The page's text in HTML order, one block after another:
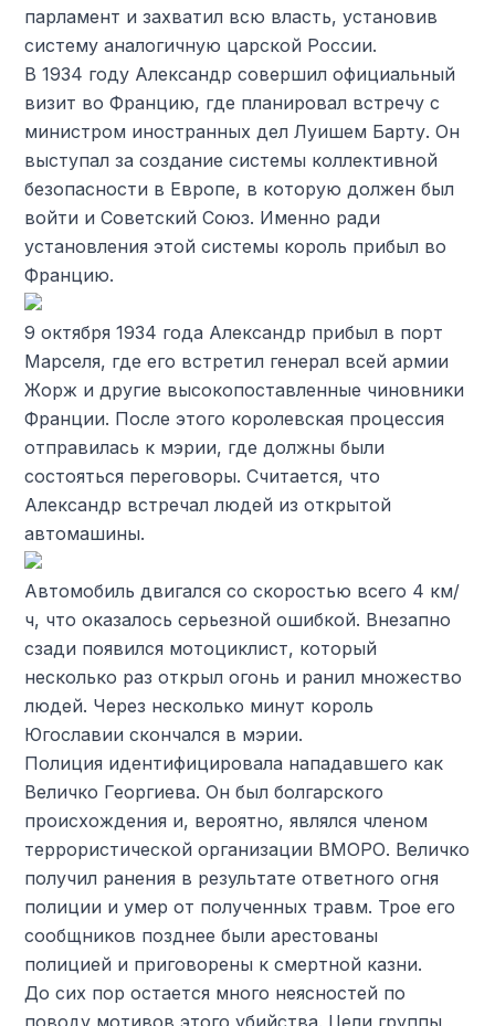
парламент и захватил всю власть, установив
систему аналогичную царской России.
В 1934 году Александр совершил официальный
визит во Францию, где планировал встречу с
министром иностранных дел Луишем Барту. Он
выступал за создание системы коллективной
безопасности в Европе, в которую должен был
войти и Советский Союз. Именно ради
установления этой системы король прибыл во
Францию.
9 октября 1934 года Александр прибыл в порт
Марселя, где его встретил генерал всей армии
Жорж и другие высокопоставленные чиновники
Франции. После этого королевская процессия
отправилась к мэрии, где должны были
состояться переговоры. Считается, что
Александр встречал людей из открытой
автомашины.
Автомобиль двигался со скоростью всего 4 км/
ч, что оказалось серьезной ошибкой. Внезапно
сзади появился мотоциклист, который
несколько раз открыл огонь и ранил множество
людей. Через несколько минут король
Югославии скончался в мэрии.
Полиция идентифицировала нападавшего как
Величко Георгиева. Он был болгарского
происхождения и, вероятно, являлся членом
террористической организации ВМОРО. Величко
получил ранения в результате ответного огня
полиции и умер от полученных травм. Трое его
сообщников позднее были арестованы
полицией и приговорены к смертной казни.
До сих пор остается много неясностей по
поводу мотивов этого убийства. Цели группы,